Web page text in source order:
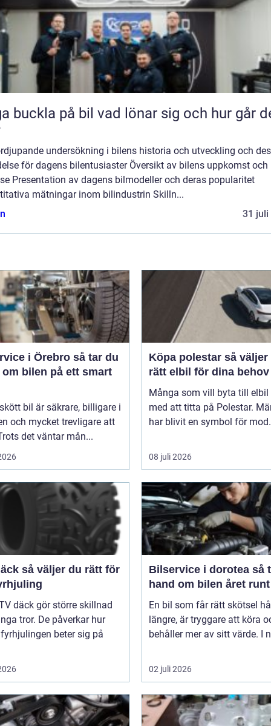
på bil vad lönar sig och hur går det
undersökning i bilens historia och utveckling och
för dagens bilentusiaster Översikt av bilens uppkomst och
Presentation av dagens bilmodeller och deras popularitet
mätningar inom bilindustrin Skilln...
31 juli
i Örebro så tar du
om bilen på ett smart
bil är säkrare, billigare i
och mycket trevligare att
det väntar mån...
Köpa polestar så väljer du
rätt elbil för dina behov
Många som vill byta till elbil
med att titta på Polestar.
har blivit en symbol för
08 juli 2026
du rätt för
däck gör större skillnad
tror. De påverkar hur
beter sig på
Bilservice i dorotea så tar du
hand om bilen året runt
En bil som får rätt skötsel
längre, är tryggare att köra
behåller mer av sitt värde. I
02 juli 2026